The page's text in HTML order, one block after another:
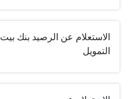
الاستعلام عن الرصيد بنك بيت
التمويل